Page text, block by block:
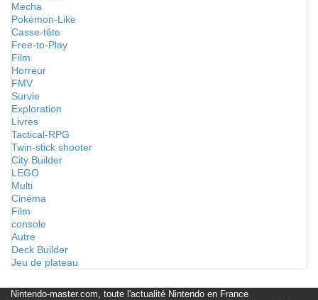
Mecha
Pokémon-Like
Casse-tête
Free-to-Play
Film
Horreur
FMV
Survie
Exploration
Livres
Tactical-RPG
Twin-stick shooter
City Builder
LEGO
Multi
Cinéma
Film
console
Autre
Deck Builder
Jeu de plateau
Nintendo-master.com, toute l'actualité Nintendo en France